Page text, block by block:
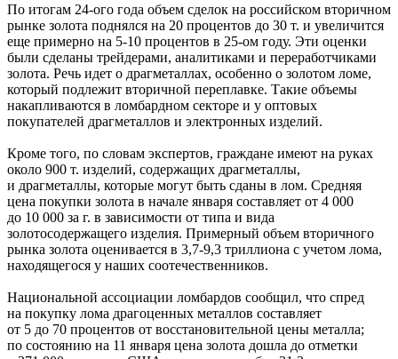
По итогам 24-ого года объем сделок на российском вторичном
рынке золота поднялся на 20 процентов до 30 т. и увеличится
еще примерно на 5-10 процентов в 25-ом году. Эти оценки
были сделаны трейдерами, аналитиками и переработчиками
золота. Речь идет о драгметаллах, особенно о золотом ломе,
который подлежит вторичной переплавке. Такие объемы
накапливаются в ломбардном секторе и у оптовых
покупателей драгметаллов и электронных изделий.
Кроме того, по словам экспертов, граждане имеют на руках
около 900 т. изделий, содержащих драгметаллы,
и драгметаллы, которые могут быть сданы в лом. Средняя
цена покупки золота в начале января составляет от 4 000
до 10 000 за г. в зависимости от типа и вида
золотосодержащего изделия. Примерный объем вторичного
рынка золота оценивается в 3,7-9,3 триллиона с учетом лома,
находящегося у наших соотечественников.
Национальной ассоциации ломбардов сообщил, что спред
на покупку лома драгоценных металлов составляет
от 5 до 70 процентов от восстановительной цены металла;
по состоянию на 11 января цена золота дошла до отметки